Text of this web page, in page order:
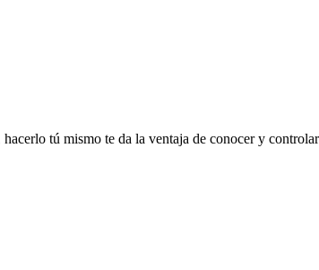
tú mismo te da la ventaja de conocer y